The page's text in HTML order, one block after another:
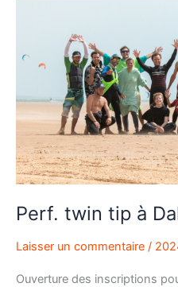
Perf. twin tip à
Laisser un commentaire /
Ouverture des inscriptions